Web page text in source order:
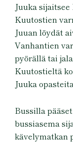
Juuka
Kuutostien
Juuan löydät
Vanhantien
pyörällä tai
Kuutostieltä
Juuka
Bussilla
bussiasema
kävelymatkan